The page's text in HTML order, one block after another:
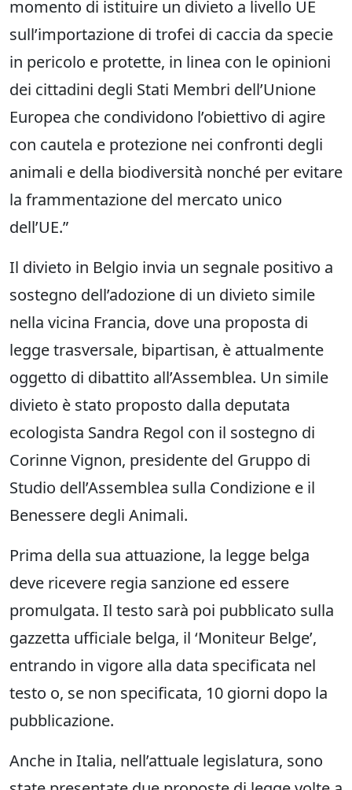
momento di istituire un divieto a livello UE
sull’importazione di trofei di caccia da specie
in pericolo e protette, in linea con le opinioni
dei cittadini degli Stati Membri dell’Unione
Europea che condividono l’obiettivo di agire
con cautela e protezione nei confronti degli
animali e della biodiversità nonché per evitare
la frammentazione del mercato unico
dell’UE.”
Il divieto in Belgio invia un segnale positivo a
sostegno dell’adozione di un divieto simile
nella vicina Francia, dove una proposta di
legge trasversale, bipartisan, è attualmente
oggetto di dibattito all’Assemblea. Un simile
divieto è stato proposto dalla deputata
ecologista Sandra Regol con il sostegno di
Corinne Vignon, presidente del Gruppo di
Studio dell’Assemblea sulla Condizione e il
Benessere degli Animali.
Prima della sua attuazione, la legge belga
deve ricevere regia sanzione ed essere
promulgata. Il testo sarà poi pubblicato sulla
gazzetta ufficiale belga, il ‘Moniteur Belge’,
entrando in vigore alla data specificata nel
testo o, se non specificata, 10 giorni dopo la
pubblicazione.
Anche in Italia, nell’attuale legislatura, sono